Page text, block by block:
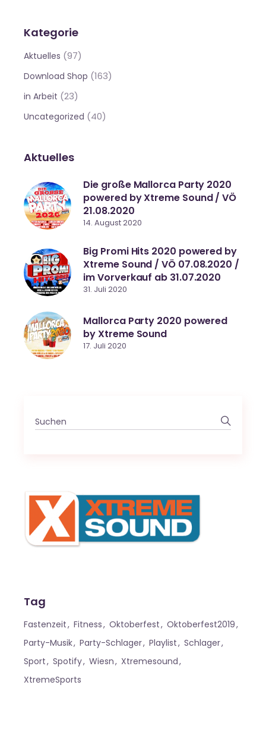
Kategorie
Aktuelles (97)
Download Shop (163)
in Arbeit (23)
Uncategorized (40)
Aktuelles
Die große Mallorca Party 2020
powered by Xtreme Sound / VÖ
21.08.2020
14. August 2020
Big Promi Hits 2020 powered by
Xtreme Sound / VÖ 07.08.2020 /
im Vorverkauf ab 31.07.2020
31. Juli 2020
Mallorca Party 2020 powered
by Xtreme Sound
17. Juli 2020
Search
for:
Tag
Fastenzeit Fitness Oktoberfest
Oktoberfest2019
Party-Musik
Party-Schlager Playlist
Schlager
Sport
Spotify Wiesn
Xtremesound
XtremeSports